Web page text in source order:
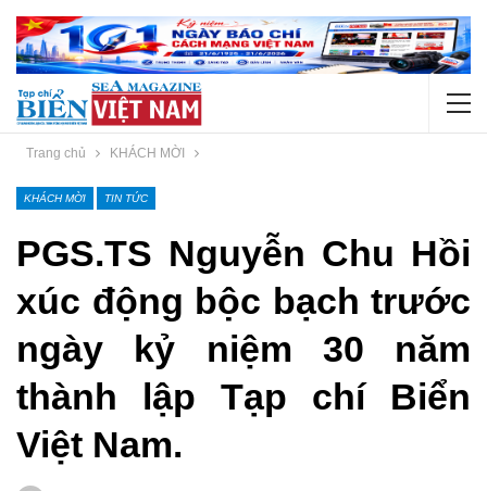
Trang chủ KHÁCH MỜI
KHÁCH MỜI TIN TỨC
PGS.TS Nguyễn Chu Hồi
xúc động bộc bạch trước
ngày kỷ niệm 30 năm
thành lập Tạp chí Biển
Việt Nam.